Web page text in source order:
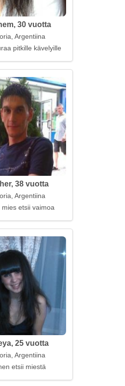
30 vuotta
Argentiina
pitkille kävelyille
38 vuotta
Argentiina
mies etsii vaimoa
25 vuotta
Argentiina
etsii miestä